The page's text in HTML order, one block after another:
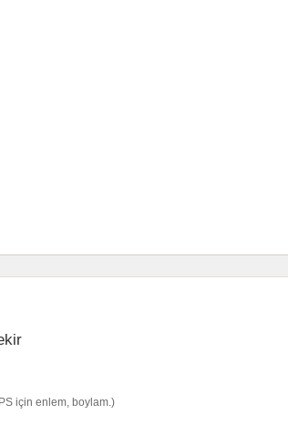
için enlem, boylam.)